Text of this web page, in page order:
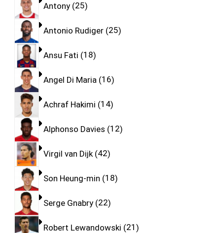
Antony 25
Antonio Rudiger 25
Ansu Fati 18
Angel Di Maria 16
Achraf Hakimi 14
Alphonso Davies 12
Virgil van Dijk 42
Son Heung-min 18
Serge Gnabry 22
Robert Lewandowski 21